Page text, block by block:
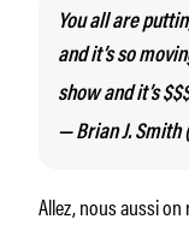
You all are
and it’s so
show and it’s
— Brian J. Smith
Allez, nous aussi